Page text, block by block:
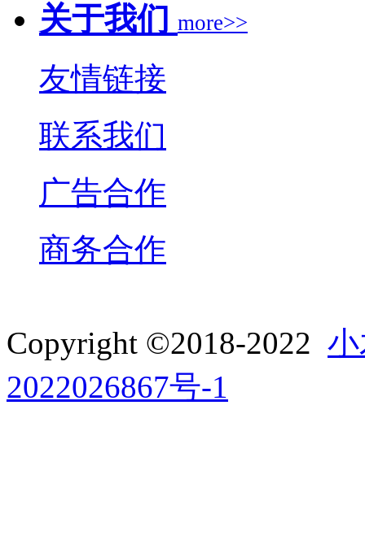
关于我们 more>>
友情链接
联系我们
广告合作
商务合作
Copyright ©2018-2022
2022026867号-1